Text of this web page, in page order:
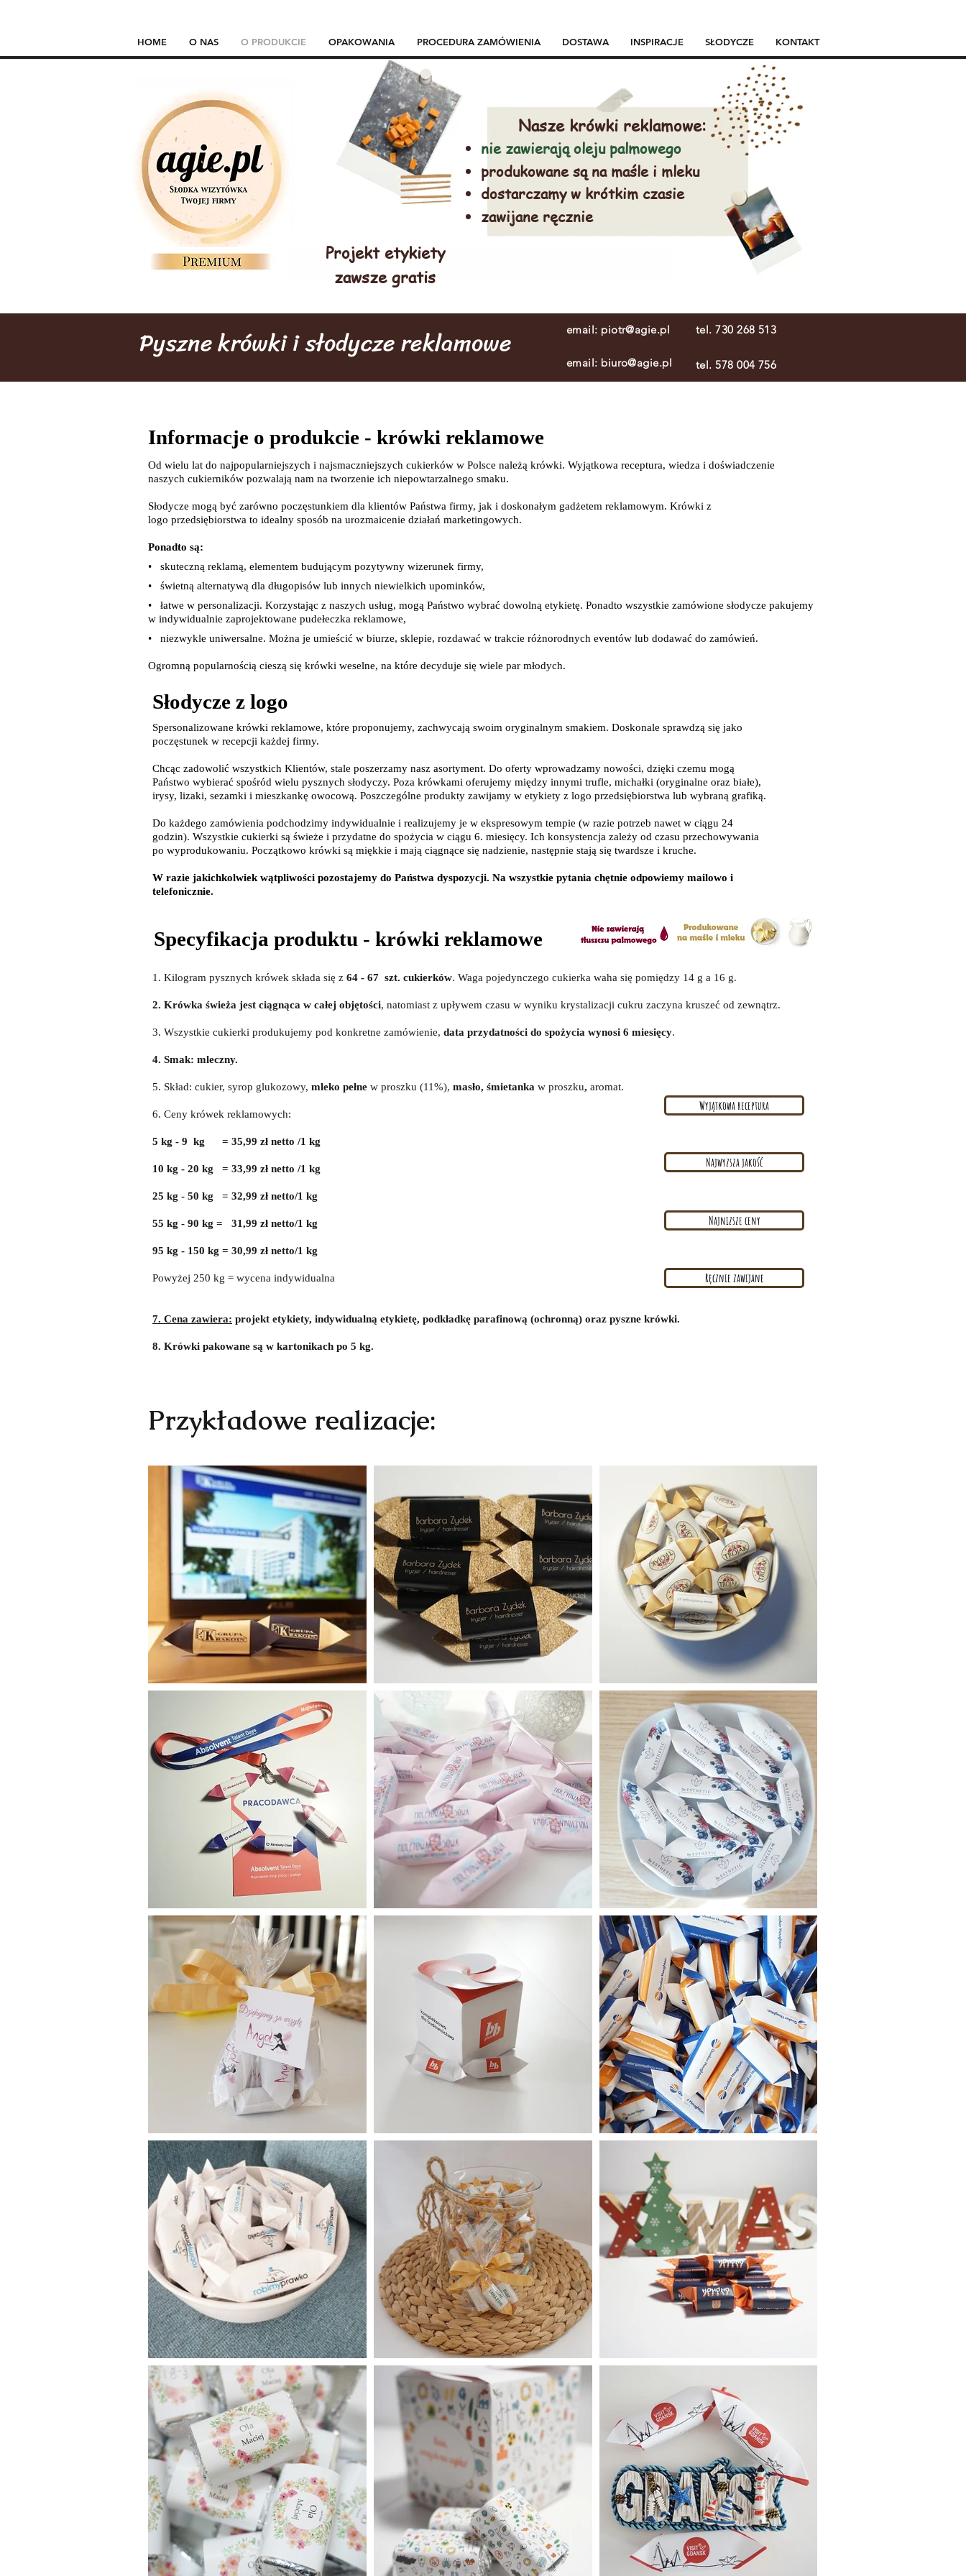
HOME O NAS O PRODUKCIE OPAKOWANIA PROCEDURA ZAMÓWIENIA DOSTAWA INSPIRACJE SŁODYCZE KONTAKT
Projekt etykiety
zawsze gratis
Nasze krówki reklamowe:
nie zawierają oleju palmowego
produkowane są na maśle i mleku
dostarczamy w krótkim czasie
zawijane ręcznie
Pyszne krówki i słodycze reklamowe email: piotr@agie.pl tel. 730 268 513
email: biuro@agie.pl tel. 578 004 756
Informacje o produkcie - krówki reklamowe
Od wielu lat do najpopularniejszych i najsmaczniejszych cukierków w Polsce należą krówki. Wyjątkowa receptura, wiedza i doświadczenie
naszych cukierników pozwalają nam na tworzenie ich niepowtarzalnego smaku.
Słodycze mogą być zarówno poczęstunkiem dla klientów Państwa firmy, jak i doskonałym gadżetem reklamowym. Krówki z
logo przedsiębiorstwa to idealny sposób na urozmaicenie działań marketingowych.
Ponadto są:
• skuteczną reklamą, elementem budującym pozytywny wizerunek firmy,
• świetną alternatywą dla długopisów lub innych niewielkich upominków,
• łatwe w personalizacji. Korzystając z naszych usług, mogą Państwo wybrać dowolną etykietę. Ponadto wszystkie zamówione słodycze pakujemy
w indywidualnie zaprojektowane pudełeczka reklamowe,
• niezwykle uniwersalne. Można je umieścić w biurze, sklepie, rozdawać w trakcie różnorodnych eventów lub dodawać do zamówień.
Ogromną popularnością cieszą się krówki weselne, na które decyduje się wiele par młodych.
Słodycze z logo
Spersonalizowane krówki reklamowe, które proponujemy, zachwycają swoim oryginalnym smakiem. Doskonale sprawdzą się jako
poczęstunek w recepcji każdej firmy.
Chcąc zadowolić wszystkich Klientów, stale poszerzamy nasz asortyment. Do oferty wprowadzamy nowości, dzięki czemu mogą
Państwo wybierać spośród wielu pysznych słodyczy. Poza krówkami oferujemy między innymi trufle, michałki (oryginalne oraz białe),
irysy, lizaki, sezamki i mieszkankę owocową. Poszczególne produkty zawijamy w etykiety z logo przedsiębiorstwa lub wybraną grafiką.
Do każdego zamówienia podchodzimy indywidualnie i realizujemy je w ekspresowym tempie (w razie potrzeb nawet w ciągu 24
godzin). Wszystkie cukierki są świeże i przydatne do spożycia w ciągu 6. miesięcy. Ich konsystencja zależy od czasu przechowywania
po wyprodukowaniu. Początkowo krówki są miękkie i mają ciągnące się nadzienie, następnie stają się twardsze i kruche.
W razie jakichkolwiek wątpliwości pozostajemy do Państwa dyspozycji. Na wszystkie pytania chętnie odpowiemy mailowo i
telefonicznie.
Specyfikacja produktu - krówki reklamowe
Wyjątkowa receptura
Najwyzsza jakość
Najnizsze ceny
Ręcznie zawijane
1. Kilogram pysznych krówek składa się z 64 - 67 szt. cukierków. Waga pojedynczego cukierka waha się pomiędzy 14 g a 16 g.
2. Krówka świeża jest ciągnąca w całej objętości, natomiast z upływem czasu w wyniku krystalizacji cukru zaczyna kruszeć od zewnątrz.
3. Wszystkie cukierki produkujemy pod konkretne zamówienie, data przydatności do spożycia wynosi 6 miesięcy.
4. Smak: mleczny.
5. Skład: cukier, syrop glukozowy, mleko pełne w proszku (11%), masło, śmietanka w proszku, aromat.
6. Ceny krówek reklamowych:
5 kg - 9 kg = 35,99 zł netto /1 kg
10 kg - 20 kg = 33,99 zł netto /1 kg
25 kg - 50 kg = 32,99 zł netto/1 kg
55 kg - 90 kg = 31,99 zł netto/1 kg
95 kg - 150 kg = 30,99 zł netto/1 kg
Powyżej 250 kg = wycena indywidualna
7. Cena zawiera: projekt etykiety, indywidualną etykietę, podkładkę parafinową (ochronną) oraz pyszne krówki.
8. Krówki pakowane są w kartonikach po 5 kg.
Przykładowe realizacje: